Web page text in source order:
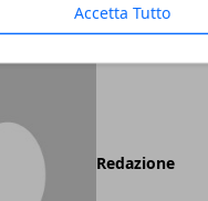
Accetta Tutto
Redazione